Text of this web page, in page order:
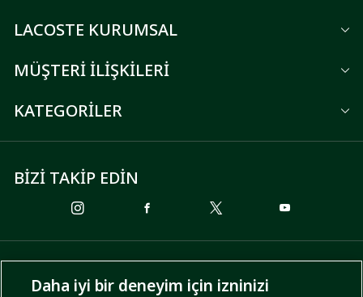
LACOSTE KURUMSAL
MÜŞTERİ İLİŞKİLERİ
KATEGORİLER
BİZİ TAKİP EDİN
ÖDEME SEÇENEKLERİ
Daha iyi bir deneyim için izninizi